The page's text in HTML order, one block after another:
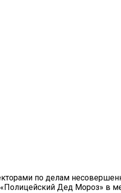
по делам
Дед Мороз» в